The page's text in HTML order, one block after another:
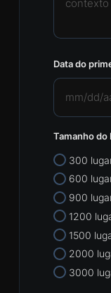
Data do
DD
barra
AAAA
Tamanho
300
600
900
1200
1500
2000
3000